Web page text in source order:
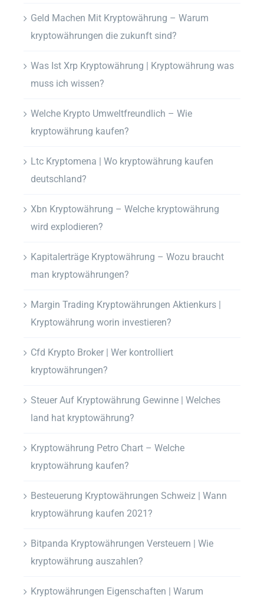
Geld Machen Mit Kryptowährung – Warum
kryptowährungen die zukunft sind?
Was Ist Xrp Kryptowährung | Kryptowährung was
muss ich wissen?
Welche Krypto Umweltfreundlich – Wie
kryptowährung kaufen?
Ltc Kryptomena | Wo kryptowährung kaufen
deutschland?
Xbn Kryptowährung – Welche kryptowährung
wird explodieren?
Kapitalerträge Kryptowährung – Wozu braucht
man kryptowährungen?
Margin Trading Kryptowährungen Aktienkurs |
Kryptowährung worin investieren?
Cfd Krypto Broker | Wer kontrolliert
kryptowährungen?
Steuer Auf Kryptowährung Gewinne | Welches
land hat kryptowährung?
Kryptowährung Petro Chart – Welche
kryptowährung kaufen?
Besteuerung Kryptowährungen Schweiz | Wann
kryptowährung kaufen 2021?
Bitpanda Kryptowährungen Versteuern | Wie
kryptowährung auszahlen?
Kryptowährungen Eigenschaften | Warum